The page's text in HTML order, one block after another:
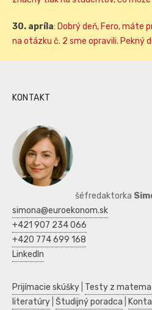
30. apríla: Dobrý deň, Fero, máte
na otázku č. 2 sme opravili. Pekný
KONTAKT
šéfredaktorka
simona@euroekonom.sk
+421 907 234 066
+420 774 699 168
LinkedIn
Prijímacie skúšky Testy z
literatúry Študijný poradca